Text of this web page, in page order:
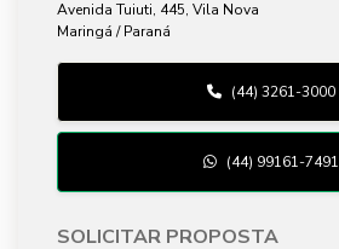
Avenida Tuiuti, 445, Vila Nova
Maringá / Paraná
(44) 3261-3000
(44) 99161-7491
SOLICITAR PROPOSTA